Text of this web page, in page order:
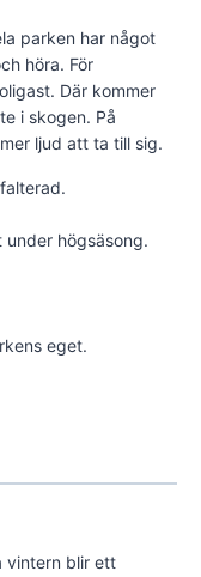
parken har något
höra. För
Där kommer
i skogen. På
ljud att ta till sig.
under högsäsong.
eget.
vintern blir ett